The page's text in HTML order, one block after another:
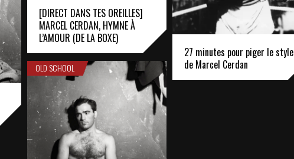
[DIRECT DANS TES OREILLES]
MARCEL CERDAN, HYMNE À
L’AMOUR (DE LA BOXE)
27 minutes pour piger le style
de Marcel Cerdan
OLD SCHOOL